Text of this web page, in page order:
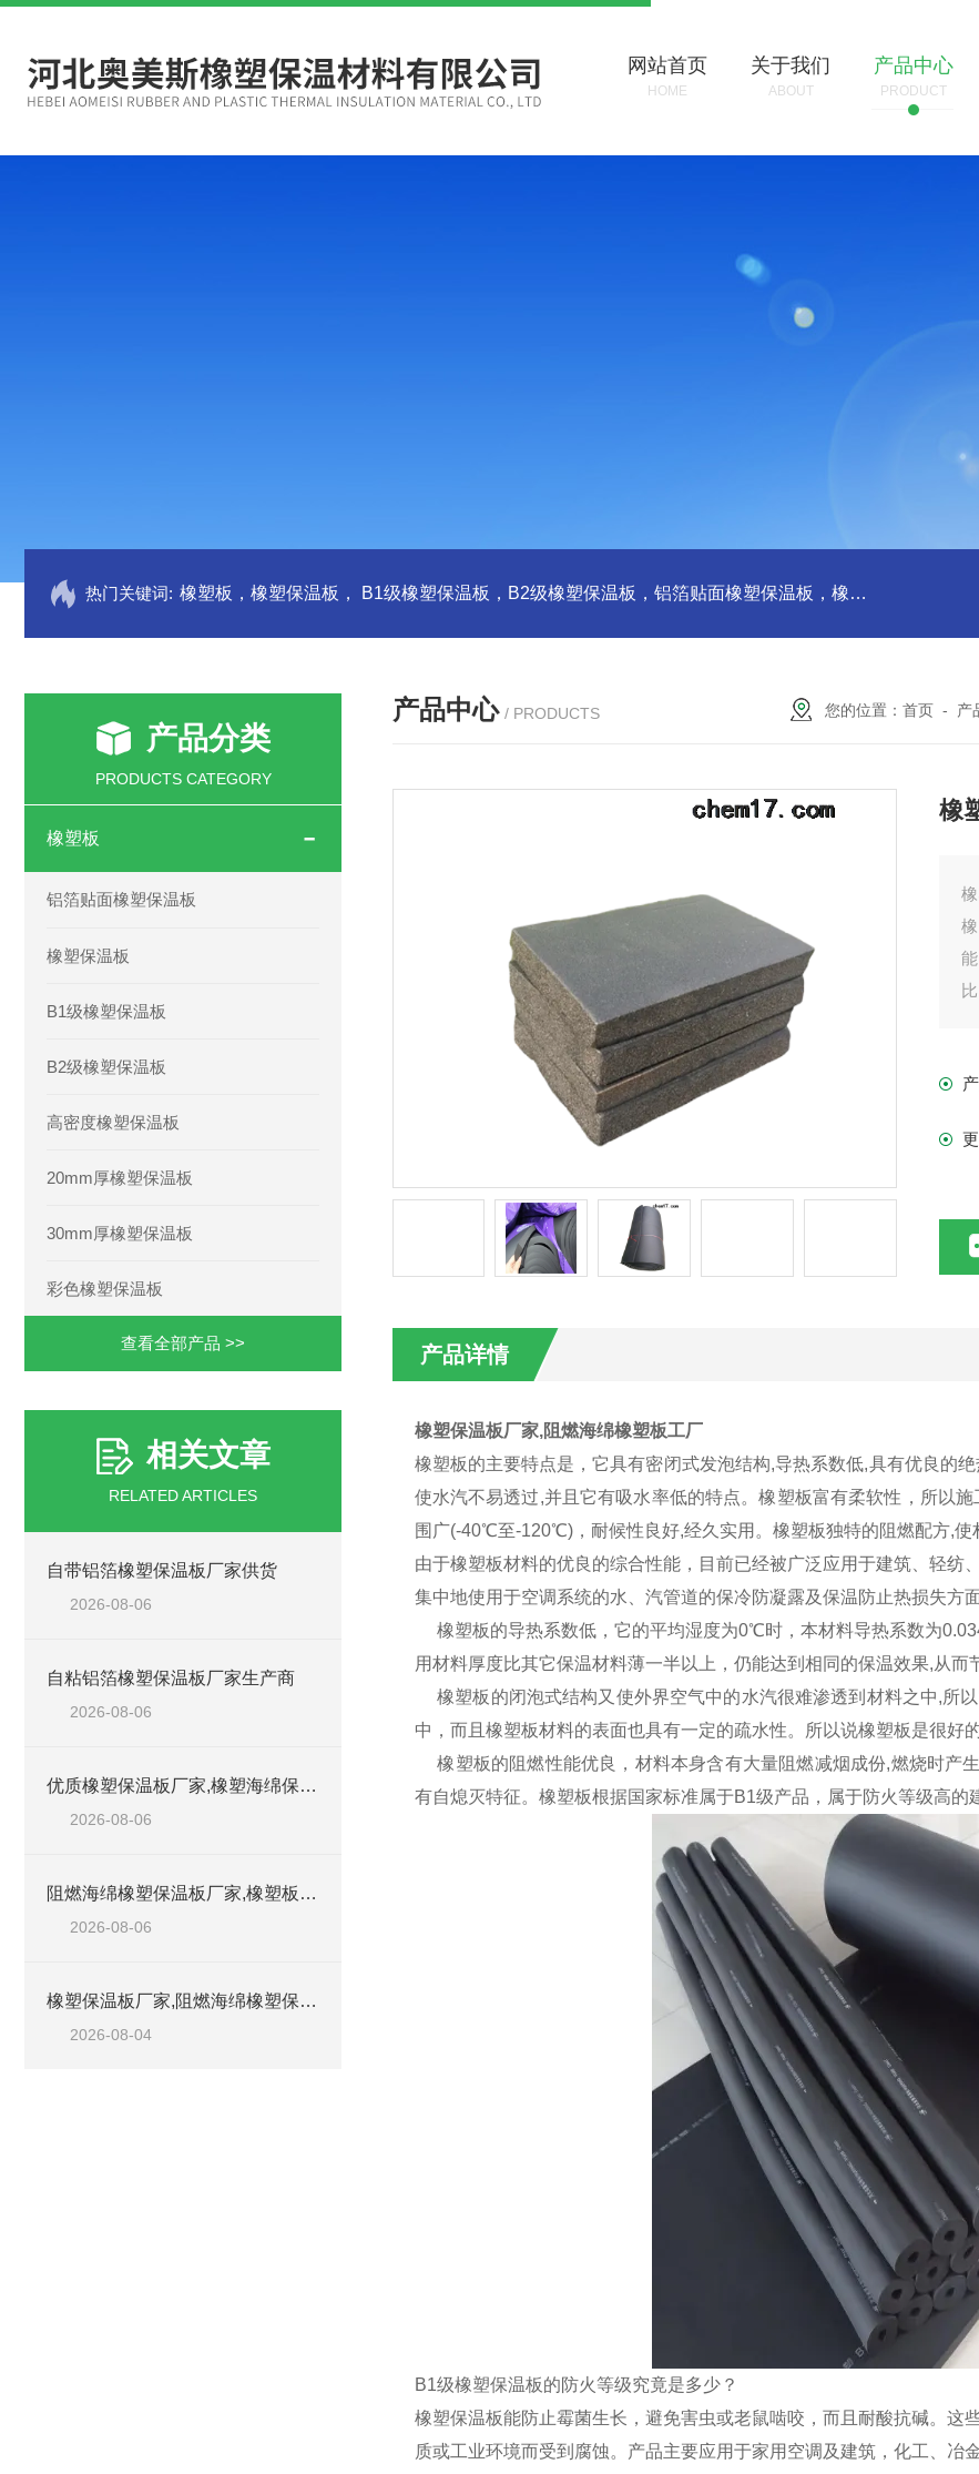
网站首页
HOME
关于我们
ABOUT
产品中心
PRODUCT
热门关键词: 橡塑板，橡塑保温板， B1级橡塑保温板，B2级橡塑保温板，铝箔贴面橡塑保温板，橡塑保温管，管道橡塑管
产品分类
PRODUCTS CATEGORY
橡塑板
铝箔贴面橡塑保温板
橡塑保温板
B1级橡塑保温板
B2级橡塑保温板
高密度橡塑保温板
20mm厚橡塑保温板
30mm厚橡塑保温板
彩色橡塑保温板
查看全部产品 >>
相关文章
RELATED ARTICLES
自带铝箔橡塑保温板厂家供货
2026-08-06
自粘铝箔橡塑保温板厂家生产商
2026-08-06
优质橡塑保温板厂家,橡塑海绵保温材料供货商
2026-08-06
阻燃海绵橡塑保温板厂家,橡塑板厂家销售点
2026-08-06
橡塑保温板厂家,阻燃海绵橡塑保温板厂家出售
2026-08-04
产品中心 / PRODUCTS 您的位置： 首页 - 产
橡
产品详情
橡塑保温板厂家,阻燃海绵橡塑板工厂
橡塑板的主要特点是，它具有密闭式发泡结构,导热系数低,具有优良的
使水汽不易透过,并且它有吸水率低的特点。橡塑板富有柔软性，所以
围广(-40℃至-120℃)，耐候性良好,经久实用。橡塑板独特的阻燃配方,使
由于橡塑板材料的优良的综合性能，目前已经被广泛应用于建筑、轻
集中地使用于空调系统的水、汽管道的保冷防凝露及保温防止热损失方
橡塑板的导热系数低，它的平均湿度为0℃时，本材料导热系数为
用材料厚度比其它保温材料薄一半以上，仍能达到相同的保温效果,从而
橡塑板的闭泡式结构又使外界空气中的水汽很难渗透到材料之中,所
中，而且橡塑板材料的表面也具有一定的疏水性。所以说橡塑板是很好的
橡塑板的阻燃性能优良，材料本身含有大量阻燃减烟成份,燃烧时产
有自熄灭特征。橡塑板根据国家标准属于B1级产品，属于防火等级高的
B1级橡塑保温板的防火等级究竟是多少？
橡塑保温板能防止霉菌生长，避免害虫或老鼠啮咬，而且耐酸抗碱。这
质或工业环境而受到腐蚀。产品主要应用于家用空调及建筑，化工、冶